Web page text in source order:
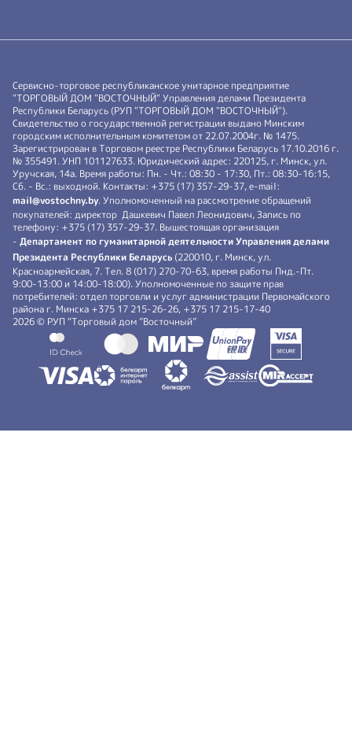
Сервисно-торговое республиканское унитарное предприятие
"ТОРГОВЫЙ ДОМ "ВОСТОЧНЫЙ" Управления делами Президента
Республики Беларусь (РУП "ТОРГОВЫЙ ДОМ "ВОСТОЧНЫЙ").
Свидетельство о государственной регистрации выдано Минским
городским исполнительным комитетом от 22.07.2004г. № 1475.
Зарегистрирован в Торговом реестре Республики Беларусь 17.10.2016 г.
№ 355491. УНП 101127633. Юридический адрес: 220125, г. Минск, ул.
Уручская, 14а. Время работы: Пн. - Чт.: 08:30 - 17:30, Пт.: 08:30-16:15,
Сб. - Вс.: выходной. Контакты: +375 (17) 357-29-37, e-mail:
mail@vostochny.by. Уполномоченный на рассмотрение обращений
покупателей: директор Дашкевич Павел Леонидович, Запись по
телефону: +375 (17) 357-29-37. Вышестоящая организация
- Департамент по гуманитарной деятельности Управления делами
Президента Республики Беларусь (220010, г. Минск, ул.
Красноармейская, 7. Тел. 8 (017) 270-70-63, время работы Пнд.-Пт.
9:00-13:00 и 14:00-18:00). Уполномоченные по защите прав
потребителей: отдел торговли и услуг администрации Первомайского
района г. Минска +375 17 215-26-26, +375 17 215-17-40
2026 © РУП “Торговый дом ”Восточный”